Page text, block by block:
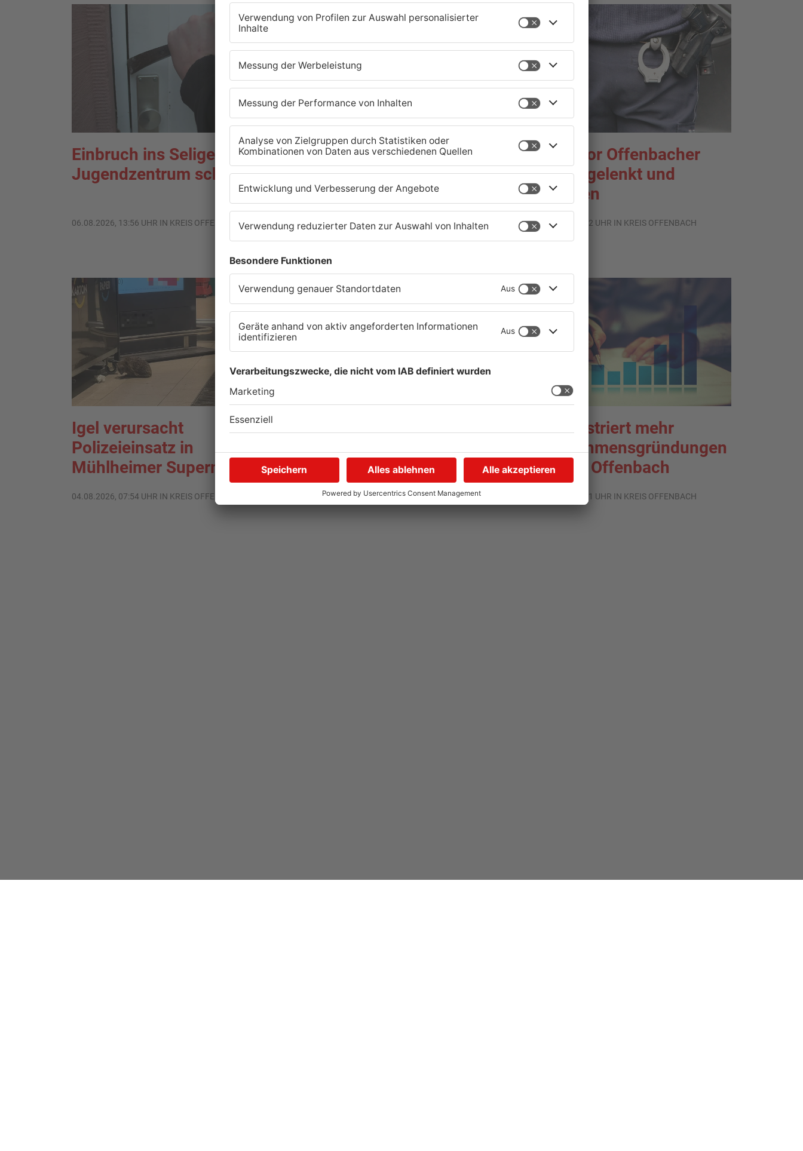
Einbruch ins Seligenstädter
Jugendzentrum scheitert
06.08.2026, 13:56 UHR IN KREIS OFFENBACH
Trinkwasserbrunnen in
Obertshausen mit Keimen
belastet
06.08.2026, 06:45 UHR IN KREIS OFFENBACH
Senior vor Offenbacher
Bank abgelenkt und
bestohlen
05.08.2026, 13:42 UHR IN KREIS OFFENBACH
Igel verursacht
Polizeieinsatz in
Mühlheimer Supermarkt
04.08.2026, 07:54 UHR IN KREIS OFFENBACH
Hier brauchen Autofahrer
in Rodgau jetzt mehr
Geduld
04.08.2026, 06:47 UHR IN KREIS OFFENBACH
IHK registriert mehr
Unternehmensgründungen
im Kreis Offenbach
04.08.2026, 06:41 UHR IN KREIS OFFENBACH